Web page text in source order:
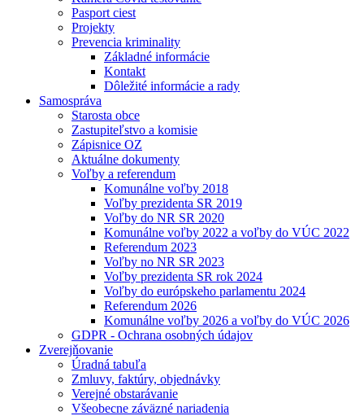
Pasport ciest
Projekty
Prevencia kriminality
Základné informácie
Kontakt
Dôležité informácie a rady
Samospráva
Starosta obce
Zastupiteľstvo a komisie
Zápisnice OZ
Aktuálne dokumenty
Voľby a referendum
Komunálne voľby 2018
Voľby prezidenta SR 2019
Voľby do NR SR 2020
Komunálne voľby 2022 a voľby do VÚC 2022
Referendum 2023
Voľby no NR SR 2023
Voľby prezidenta SR rok 2024
Voľby do európskeho parlamentu 2024
Referendum 2026
Komunálne voľby 2026 a voľby do VÚC 2026
GDPR - Ochrana osobných údajov
Zverejňovanie
Úradná tabuľa
Zmluvy, faktúry, objednávky
Verejné obstarávanie
Všeobecne záväzné nariadenia